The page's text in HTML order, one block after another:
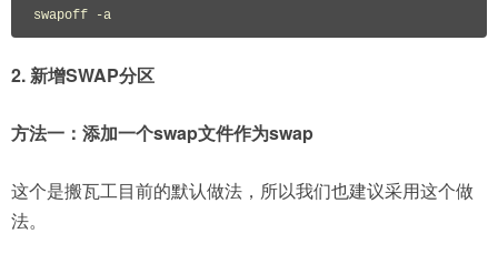
swapoff -a
2. 新增SWAP分区
方法一：添加一个swap文件作为swap
这个是搬瓦工目前的默认做法，所以我们也建议采用这个做
法。